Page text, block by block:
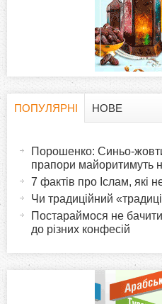
ПОПУЛЯРНІ
в
НОВЕ
Порошенко: Синьо-
прапори майоритимуть
7 фактів про Іслам, які
Чи традиційний
Постараймося не
до різних конфесій